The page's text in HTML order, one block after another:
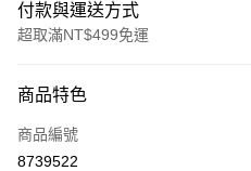
付款與運送方式
超取滿NT$499免運
信用卡一次付款
超商取貨付款
商品特色
商品編號
8739522